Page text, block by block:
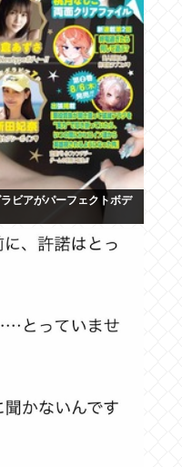
ビアがパーフェクトボデ